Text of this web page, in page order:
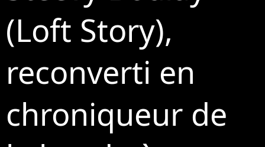
(Loft Story),
reconverti en
chroniqueur de